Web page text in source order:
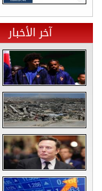
آخر الأخبار